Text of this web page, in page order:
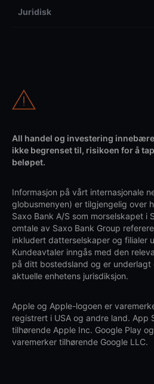
Juridisk
All handel og investering
ikke begrenset til, risikoen for å
beløpet.
Informasjon på vårt internasjonale
globusmenyen) er tilgjengelig over
Saxo Bank A/S som morselskapet i
omtale av Saxo Bank Group
inkludert datterselskaper og filialer
Kundeavtaler inngås med den
på ditt bostedsland og er underlagt
aktuelle enhetens jurisdiksjon.
Apple og Apple-logoen er
registrert i USA og andre land. App
tilhørende Apple Inc. Google Play
varemerker tilhørende Google LLC.